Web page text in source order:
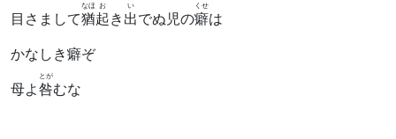
目さまして猶
なほ
起
お
き 出
い
でぬ児の癖
くせ
は
かなしき癖ぞ
母よ咎
とが
むな